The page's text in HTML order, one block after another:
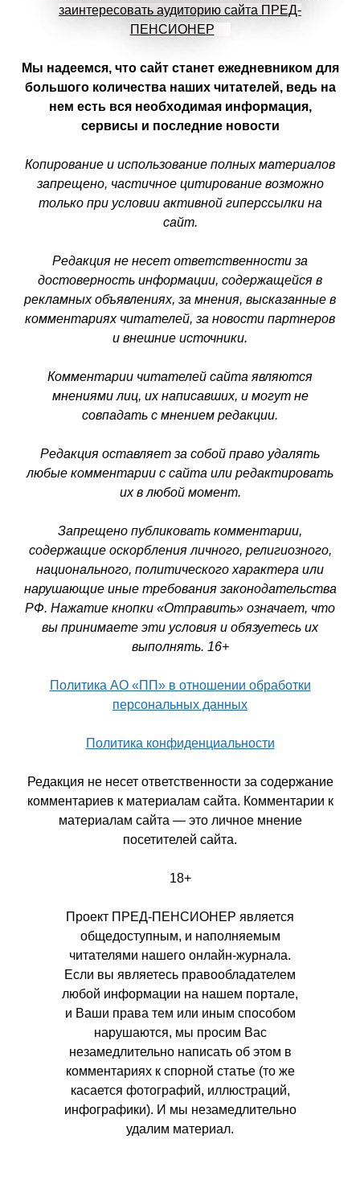
заинтересовать аудиторию сайта ПРЕД-
ПЕНСИОНЕР
Мы надеемся, что сайт станет ежедневником для
большого количества наших читателей, ведь на
нем есть вся необходимая информация,
сервисы и последние новости
Копирование и использование полных материалов
запрещено, частичное цитирование возможно
только при условии активной гиперссылки на
сайт.
Редакция не несет ответственности за
достоверность информации, содержащейся в
рекламных объявлениях, за мнения, высказанные в
комментариях читателей, за новости партнеров
и внешние источники.
Комментарии читателей сайта являются
мнениями лиц, их написавших, и могут не
совпадать с мнением редакции.
Редакция оставляет за собой право удалять
любые комментарии с сайта или редактировать
их в любой момент.
Запрещено публиковать комментарии,
содержащие оскорбления личного, религиозного,
национального, политического характера или
нарушающие иные требования законодательства
РФ. Нажатие кнопки «Отправить» означает, что
вы принимаете эти условия и обязуетесь их
выполнять. 16+
Политика АО «ПП» в отношении обработки
персональных данных
Политика конфиденциальности
Редакция не несет ответственности за содержание
комментариев к материалам сайта. Комментарии к
материалам сайта — это личное мнение
посетителей сайта.
18+
Проект ПРЕД-ПЕНСИОНЕР является
общедоступным, и наполняемым
читателями нашего онлайн-журнала.
Если вы являетесь правообладателем
любой информации на нашем портале,
и Ваши права тем или иным способом
нарушаются, мы просим Вас
незамедлительно написать об этом в
комментариях к спорной статье (то же
касается фотографий, иллюстраций,
инфографики). И мы незамедлительно
удалим материал.